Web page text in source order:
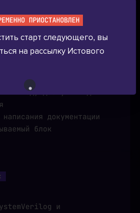
FPGA
языками (Tcl,
Python)
код, доступный для
документации
блок
и
ПРИОСТАНОВЛЕН
старт следующего, вы
на рассылку Истового